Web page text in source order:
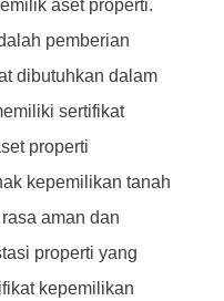
aset properti.
pemberian
dibutuhkan dalam
sertifikat
properti
kepemilikan tanah
aman dan
properti yang
kepemilikan